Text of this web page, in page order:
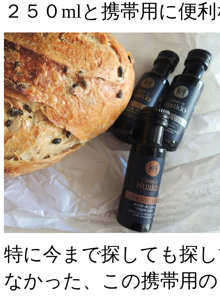
２５０mlと携帯用に便
特に今まで探しても探
なかった、この携帯用